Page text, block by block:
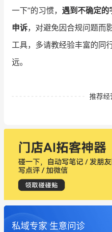
一下”的习惯， 遇到不确定的
申诉，对避免因合规问题而
工具，多请教经验丰富的同
远。
推荐经
私域专家 生意问诊